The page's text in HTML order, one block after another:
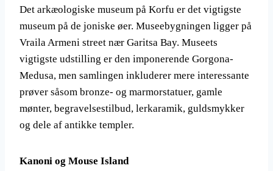
Det arkæologiske museum på Korfu er det vigtigste
museum på de joniske øer. Museebygningen ligger på
Vraila Armeni street nær Garitsa Bay. Museets
vigtigste udstilling er den imponerende Gorgona-
Medusa, men samlingen inkluderer mere interessante
prøver såsom bronze- og marmorstatuer, gamle
mønter, begravelsestilbud, lerkaramik, guldsmykker
og dele af antikke templer.
Kanoni og Mouse Island